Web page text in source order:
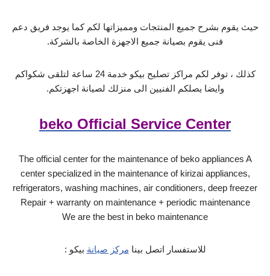
حيث يقوم بشرح جميع المنتجات ومميزاتها لكم كما يوجد فريق دعم
فنى يقوم بصيانة جميع الاجهزة الخاصة بالشركة.
كذلك ، توفر لكم مراكز تصليح بيكو خدمة 24 ساعة لتلقى شكواكم
وايضا يصلكم الفنيين الى منزلك لصيانة اجهزتكم.
beko Official Service Center
The official center for the maintenance of beko appliances A
center specialized in the maintenance of kirizai appliances,
refrigerators, washing machines, air conditioners, deep freezer
Repair + warranty on maintenance + periodic maintenance
We are the best in beko maintenance
للاستفسار اتصل بينا مركز صيانة بيكو :